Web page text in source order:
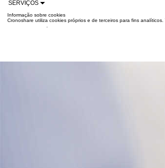
SERVIÇOS
Informação sobre cookies
Cronoshare utiliza cookies próprios e de terceiros para fins